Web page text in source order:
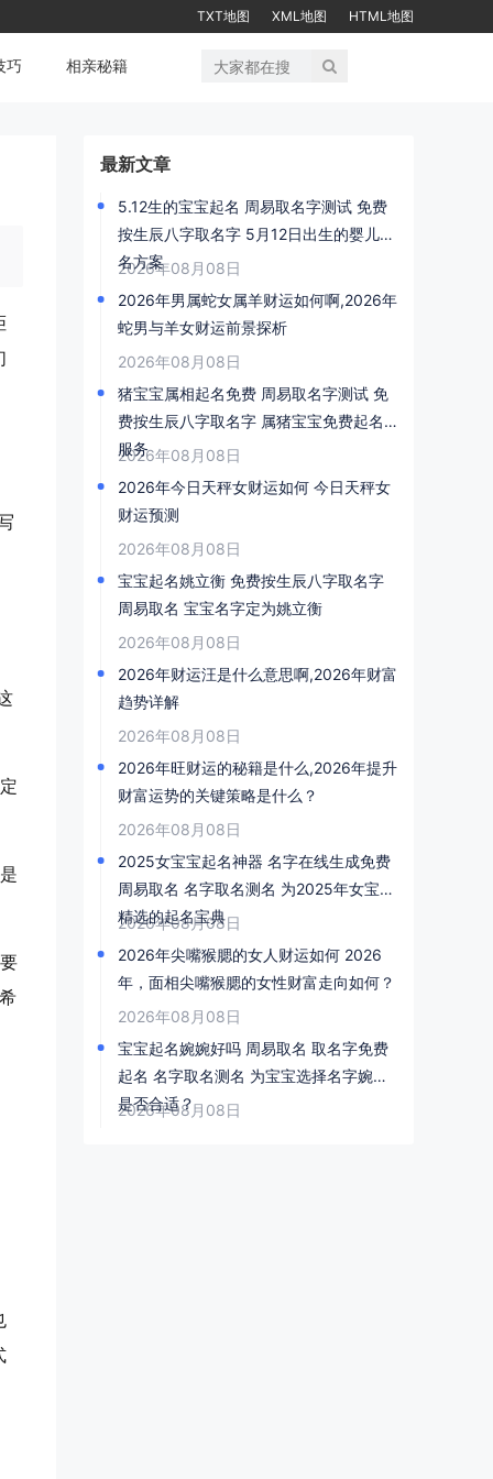
TXT地图 XML地图 HTML地图
巧 相亲秘籍
最新文章
5.12生的宝宝起名 周易取名字测试 免费
按生辰八字取名字 5月12日出生的婴儿命
名方案
2026年08月08日
2026年男属蛇女属羊财运如何啊,2026年
蛇男与羊女财运前景探析
2026年08月08日
猪宝宝属相起名免费 周易取名字测试 免
费按生辰八字取名字 属猪宝宝免费起名
服务
2026年08月08日
2026年今日天秤女财运如何 今日天秤女
财运预测
2026年08月08日
宝宝起名姚立衡 免费按生辰八字取名字
周易取名 宝宝名字定为姚立衡
2026年08月08日
2026年财运汪是什么意思啊,2026年财富
趋势详解
2026年08月08日
2026年旺财运的秘籍是什么,2026年提升
财富运势的关键策略是什么？
2026年08月08日
2025女宝宝起名神器 名字在线生成免费
周易取名 名字取名测名 为2025年女宝宝
精选的起名宝典
2026年08月08日
2026年尖嘴猴腮的女人财运如何 2026
年，面相尖嘴猴腮的女性财富走向如何？
2026年08月08日
宝宝起名婉婉好吗 周易取名 取名字免费
起名 名字取名测名 为宝宝选择名字婉婉
是否合适？
2026年08月08日